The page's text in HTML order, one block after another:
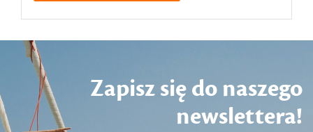
Zapisz się do naszego
newslettera!